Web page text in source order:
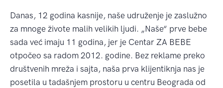
Danas, 12 godina kasnije, naše udruženje je zaslužno
za mnoge živote malih velikih ljudi. „Naše“ prve bebe
sada već imaju 11 godina, jer je Centar ZA BEBE
otpočeo sa radom 2012. godine. Bez reklame preko
društvenih mreža i sajta, naša prva klijentiknja nas je
posetila u tadašnjem prostoru u centru Beograda od